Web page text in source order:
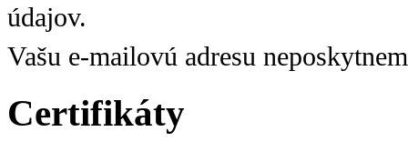
údajov.
Vašu e-mailovú adresu
Certifikáty